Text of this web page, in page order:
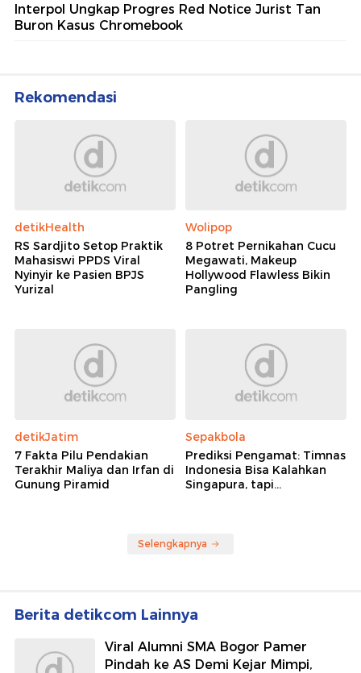
Interpol Ungkap Progres Red Notice Jurist Tan
Buron Kasus Chromebook
Rekomendasi
detikHealth
RS Sardjito Setop Praktik
Mahasiswi PPDS Viral
Nyinyir ke Pasien BPJS
Yurizal
Wolipop
8 Potret Pernikahan Cucu
Megawati, Makeup
Hollywood Flawless Bikin
Pangling
detikJatim
7 Fakta Pilu Pendakian
Terakhir Maliya dan Irfan di
Gunung Piramid
Sepakbola
Prediksi Pengamat: Timnas
Indonesia Bisa Kalahkan
Singapura, tapi...
Selengkapnya
Berita detikcom Lainnya
Viral Alumni SMA Bogor Pamer
Pindah ke AS Demi Kejar Mimpi,